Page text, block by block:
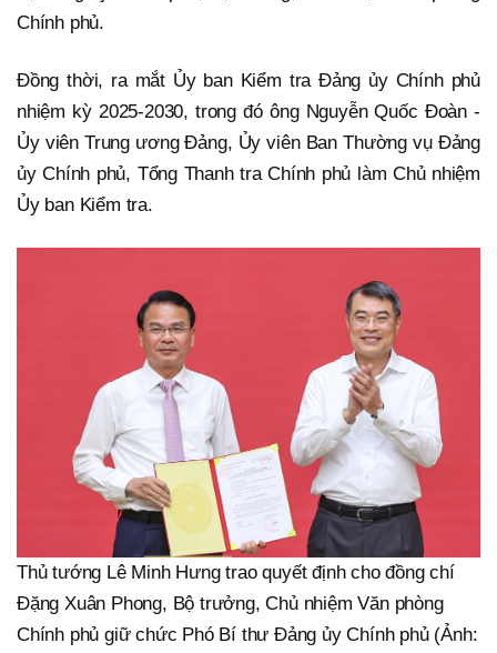
Chính phủ.
Đồng thời, ra mắt Ủy ban Kiểm tra Đảng ủy Chính phủ
nhiệm kỳ 2025-2030, trong đó ông Nguyễn Quốc Đoàn -
Ủy viên Trung ương Đảng, Ủy viên Ban Thường vụ Đảng
ủy Chính phủ, Tổng Thanh tra Chính phủ làm Chủ nhiệm
Ủy ban Kiểm tra.
Thủ tướng Lê Minh Hưng trao quyết định cho đồng chí
Đặng Xuân Phong, Bộ trưởng, Chủ nhiệm Văn phòng
Chính phủ giữ chức Phó Bí thư Đảng ủy Chính phủ (Ảnh: